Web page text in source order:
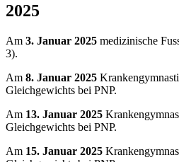
2025
Am 3. Januar 2025 medizinische
3).
Am 8. Januar 2025
Gleichgewichts bei PNP.
Am 13. Januar 2025
Gleichgewichts bei PNP.
Am 15. Januar 2025